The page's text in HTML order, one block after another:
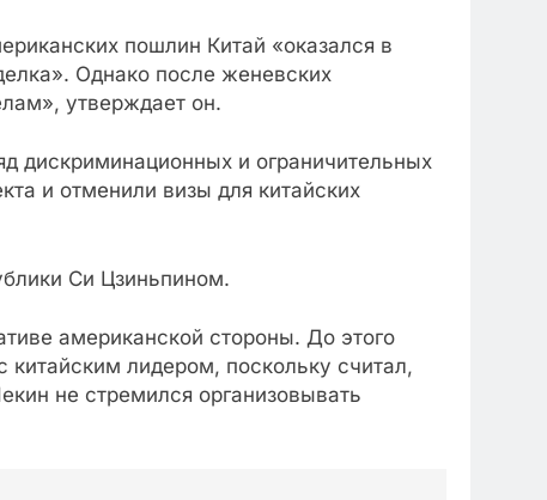
пошлин Китай «оказался в
Однако после женевских
утверждает он.
дискриминационных и ограничительных
и отменили визы для китайских
Си Цзиньпином.
американской стороны. До этого
лидером, поскольку считал,
не стремился организовывать